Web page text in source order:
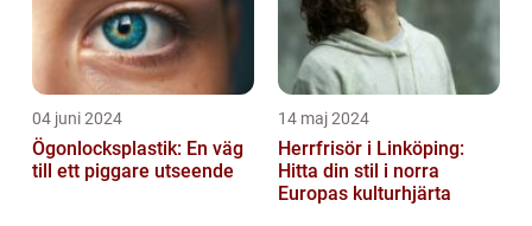
04 juni 2024
Ögonlocksplastik: En väg
till ett piggare utseende
14 maj 2024
Herrfrisör i Linköping:
Hitta din stil i norra
Europas kulturhjärta